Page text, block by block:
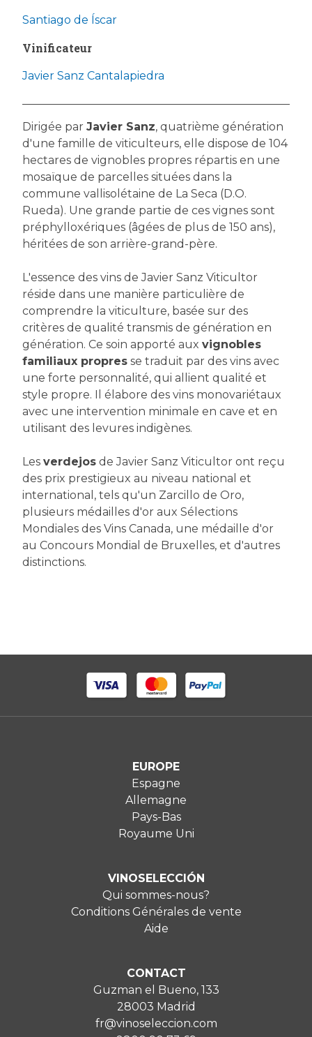
Santiago de Íscar
Vinificateur
Javier Sanz Cantalapiedra
Dirigée par Javier Sanz, quatrième génération
d'une famille de viticulteurs, elle dispose de 104
hectares de vignobles propres répartis en une
mosaïque de parcelles situées dans la
commune vallisolétaine de La Seca (D.O.
Rueda). Une grande partie de ces vignes sont
préphylloxériques (âgées de plus de 150 ans),
héritées de son arrière-grand-père.
L'essence des vins de Javier Sanz Viticultor
réside dans une manière particulière de
comprendre la viticulture, basée sur des
critères de qualité transmis de génération en
génération. Ce soin apporté aux vignobles
familiaux propres se traduit par des vins avec
une forte personnalité, qui allient qualité et
style propre. Il élabore des vins monovariétaux
avec une intervention minimale en cave et en
utilisant des levures indigènes.
Les verdejos de Javier Sanz Viticultor ont reçu
des prix prestigieux au niveau national et
international, tels qu'un Zarcillo de Oro,
plusieurs médailles d'or aux Sélections
Mondiales des Vins Canada, une médaille d'or
au Concours Mondial de Bruxelles, et d'autres
distinctions.
EUROPE
Espagne
Allemagne
Pays-Bas
Royaume Uni
VINOSELECCIÓN
Qui sommes-nous?
Conditions Générales de vente
Aide
CONTACT
Guzman el Bueno, 133
28003 Madrid
fr@vinoseleccion.com